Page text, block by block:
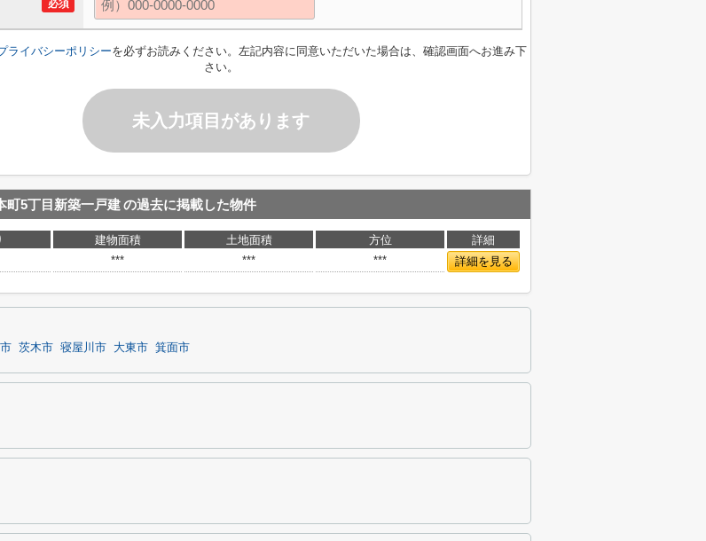
必須
ライバシーポリシーを必ずお読みください。左記内容に同意いただいた場合は、確認画面へお進み下
さい。
未入力項目があります
町5丁目新築一戸建の過去に掲載した物件
建物面積 土地面積 方位
詳細
*** *** *** 詳細を見る
茨木市 寝屋川市 大東市 箕面市